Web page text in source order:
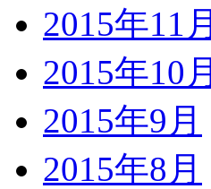
2015年11月
2015年10月
2015年9月
2015年8月